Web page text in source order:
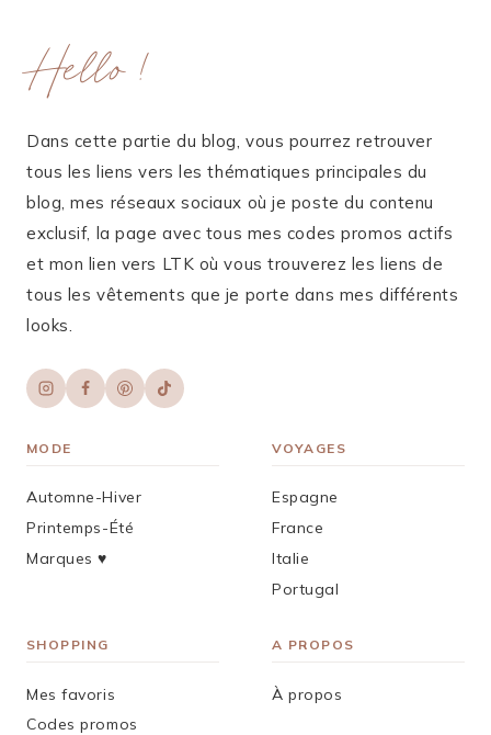
Hello !
Dans cette partie du blog, vous pourrez retrouver
tous les liens vers les thématiques principales du
blog, mes réseaux sociaux où je poste du contenu
exclusif, la page avec tous mes codes promos actifs
et mon lien vers LTK où vous trouverez les liens de
tous les vêtements que je porte dans mes différents
looks.
MODE
Automne-Hiver
Printemps-Été
Marques ♥︎
VOYAGES
Espagne
France
Italie
Portugal
SHOPPING
Mes favoris
Codes promos
A PROPOS
À propos